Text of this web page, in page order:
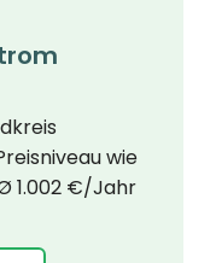
wie
1.002 €/Jahr